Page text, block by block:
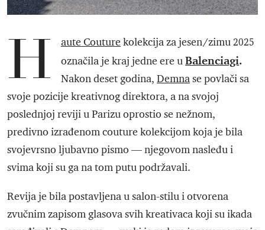
H aute Couture kolekcija za jesen/zimu 2025
označila je kraj jedne ere uBalenciagi.
Nakon deset godina, Demnase povlači sa
svoje pozicije kreativnog direktora, a na svojoj
poslednjoj reviji u Parizu oprostio se nežnom,
predivno izrađenom couture kolekcijom koja je bila
svojevrsno ljubavno pismo — njegovom nasleđu i
svima koji su ga na tom putu podržavali.
Revija je bila postavljena u salon-stilu i otvorena
zvučnim zapisom glasova svih kreativaca koji su ikada